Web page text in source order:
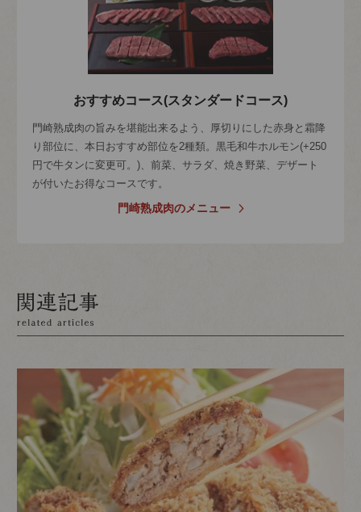
おすすめコース(スタンダードコース)
門崎熟成肉の旨みを堪能出来るよう、厚切りにした赤身と霜降
り部位に、本日おすすめ部位を2種類。黒毛和牛ホルモン(+250
円で牛タンに変更可。)、前菜、サラダ、焼き野菜、デザート
が付いたお得なコースです。
門崎熟成肉のメニュー